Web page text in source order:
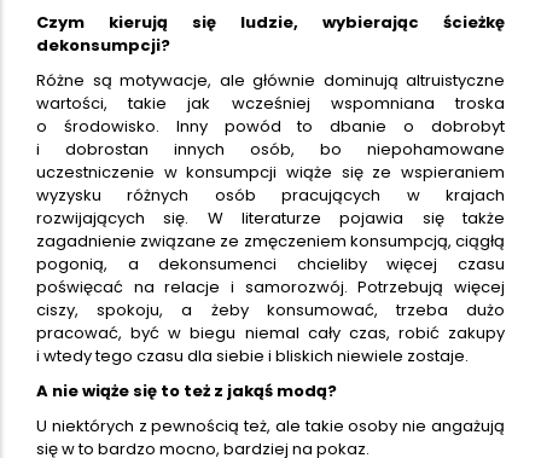
Czym kierują się ludzie, wybierając ścieżkę
dekonsumpcji?
Różne są motywacje, ale głównie dominują altruistyczne
wartości, takie jak wcześniej wspomniana troska
o środowisko. Inny powód to dbanie o dobrobyt
i dobrostan innych osób, bo niepohamowane
uczestniczenie w konsumpcji wiąże się ze wspieraniem
wyzysku różnych osób pracujących w krajach
rozwijających się. W literaturze pojawia się także
zagadnienie związane ze zmęczeniem konsumpcją, ciągłą
pogonią, a dekonsumenci chcieliby więcej czasu
poświęcać na relacje i samorozwój. Potrzebują więcej
ciszy, spokoju, a żeby konsumować, trzeba dużo
pracować, być w biegu niemal cały czas, robić zakupy
i wtedy tego czasu dla siebie i bliskich niewiele zostaje.
A nie wiąże się to też z jakąś modą?
U niektórych z pewnością też, ale takie osoby nie angażują
się w to bardzo mocno, bardziej na pokaz.